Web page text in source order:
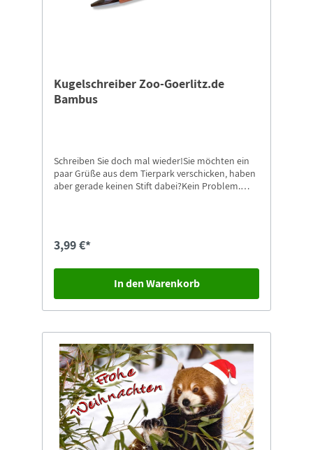
Kugelschreiber Zoo-Goerlitz.de
Bambus
Schreiben Sie doch mal wieder!Sie möchten ein
paar Grüße aus dem Tierpark verschicken, haben
aber gerade keinen Stift dabei?Kein Problem.
3,99 €*
In den Warenkorb